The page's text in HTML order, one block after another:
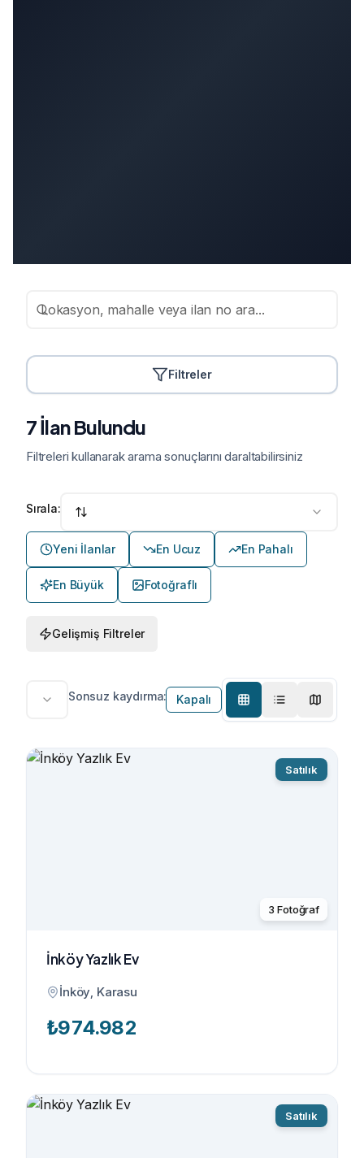
Filtreler
7 İlan Bulundu
Filtreleri kullanarak arama sonuçlarını daraltabilirsiniz
Sırala:
Yeni İlanlar En Ucuz En Pahalı
En Büyük Fotoğraflı
Gelişmiş Filtreler
Sonsuz kaydırma: Kapalı
Satılık
3 Fotoğraf
İnköy Yazlık Ev
İnköy, Karasu
₺974.982
Satılık